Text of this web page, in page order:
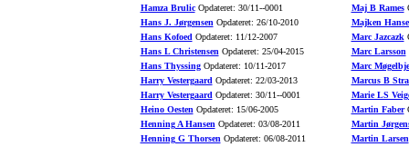
Hamza BrulicOpdateret: 30/11--0001
Hans J. Jørgensen Opdateret: 26/10-2010
Hans Kofoed Opdateret: 11/12-2007
Hans L Christensen Opdateret: 25/04-2015
Hans ThyssingOpdateret: 10/11-2017
Harry Vestergaard Opdateret: 22/03-2013
Harry Vestergaard Opdateret: 30/11--0001
Heino Oesten Opdateret: 15/06-2005
Henning A Hansen Opdateret: 03/08-2011
Henning G Thorsen Opdateret: 06/08-2011
Maj B Rames
Majken
Marc Jazcazk
Marc Larsson
Marc
Marcus B
Marie LS
Martin Faber
Martin
Martin Larsen